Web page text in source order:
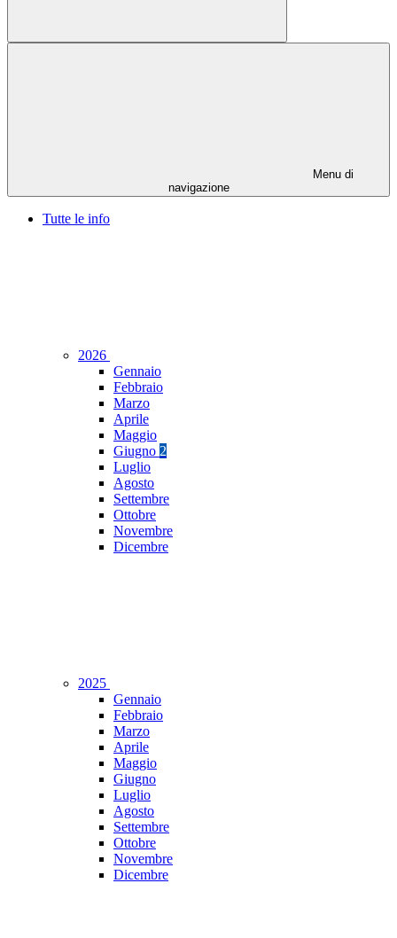
Menu di
navigazione
Tutte le info
2026
Gennaio
Febbraio
Marzo
Aprile
Maggio
Giugno 2
Luglio
Agosto
Settembre
Ottobre
Novembre
Dicembre
2025
Gennaio
Febbraio
Marzo
Aprile
Maggio
Giugno
Luglio
Agosto
Settembre
Ottobre
Novembre
Dicembre